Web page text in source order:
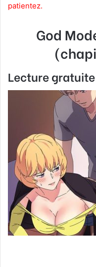
patientez.
God
Lecture